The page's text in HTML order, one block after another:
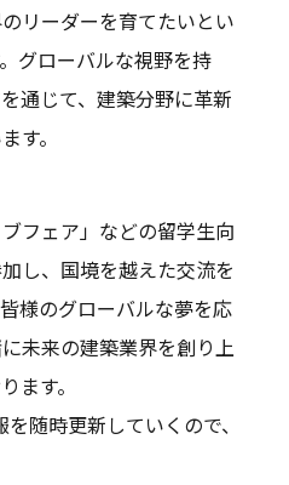
リーダーを育てたいとい
グローバルな視野を持
通じて、建築分野に革新
す。
フェア」などの留学生向
し、国境を越えた交流を
様のグローバルな夢を応
未来の建築業界を創り上
ます。
随時更新していくので、